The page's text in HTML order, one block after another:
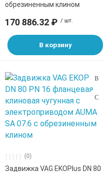
обрезиненным клином
170 886.32 ₽ / шт.
В корзину
(0)
Задвижка VAG EKOPlus DN 80